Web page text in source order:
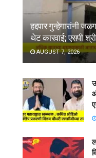
हद्दपार गुन्हेगारांनी
थेट कारवाई; एसपी
AUGUST 7, 2026